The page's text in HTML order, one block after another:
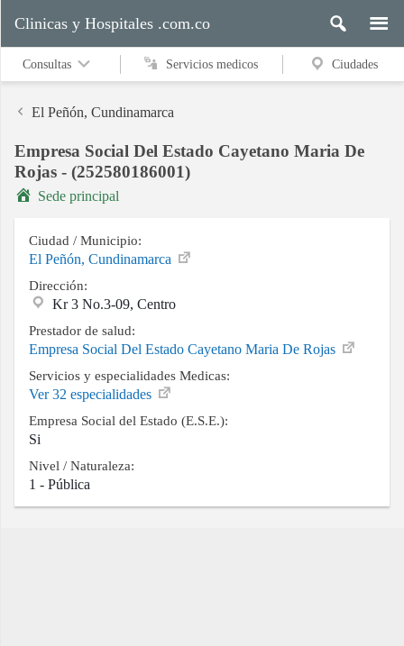
Servicios
medicos
Ciudades
Buscar
Contacto
Clinicas y Hospitales .com.co
Consultas Servicios medicos Ciudades
El Peñón, Cundinamarca
Empresa Social Del Estado Cayetano Maria De
Rojas - (252580186001)
Sede principal
Ciudad / Municipio:
El Peñón, Cundinamarca
Dirección:
Kr 3 No.3-09, Centro
Prestador de salud:
Empresa Social Del Estado Cayetano Maria De Rojas
Servicios y especialidades Medicas:
Ver 32 especialidades
Empresa Social del Estado (E.S.E.):
Si
Nivel / Naturaleza:
1 - Pública